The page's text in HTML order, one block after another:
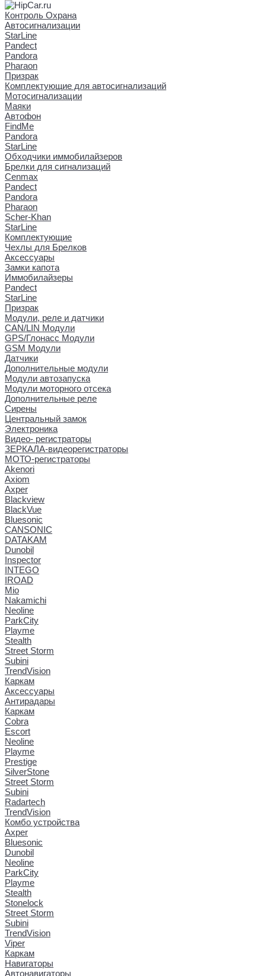
Контроль Охрана
Автосигнализации
StarLine
Pandect
Pandora
Pharaon
Призрак
Комплектующие для автосигнализаций
Мотосигнализации
Маяки
Автофон
FindMe
Pandora
StarLine
Обходчики иммобилайзеров
Брелки для сигнализаций
Cenmax
Pandect
Pandora
Pharaon
Scher-Khan
StarLine
Комплектующие
Чехлы для Брелков
Аксессуары
Замки капота
Иммобилайзеры
Pandect
StarLine
Призрак
Модули, реле и датчики
CAN/LIN Модули
GPS/Глонасс Модули
GSM Модули
Датчики
Дополнительные модули
Модули автозапуска
Модули моторного отсека
Дополнительные реле
Сирены
Центральный замок
Электроника
Видео- регистраторы
ЗЕРКАЛА-видеорегистраторы
МОТО-регистраторы
Akenori
Axiom
Axper
Blackview
BlackVue
Bluesonic
CANSONIC
DATAKAM
Dunobil
Inspector
INTEGO
IROAD
Mio
Nakamichi
Neoline
ParkCity
Playme
Stealth
Street Storm
Subini
TrendVision
Каркам
Аксессуары
Антирадары
Каркам
Cobra
Escort
Neoline
Playme
Prestige
SilverStone
Street Storm
Subini
Radartech
TrendVision
Комбо устройства
Axper
Bluesonic
Dunobil
Neoline
ParkCity
Playme
Stealth
Stonelock
Street Storm
Subini
TrendVision
Viper
Каркам
Навигаторы
Автонавигаторы